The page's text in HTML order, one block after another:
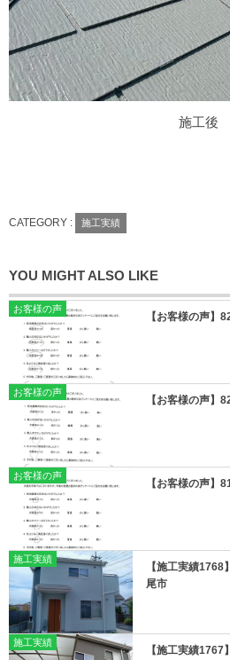
施工後
CATEGORY : 施工実績
YOU MIGHT ALSO LIKE
お客様の声
【お客様の声】
お客様の声
【お客様の声】
お客様の声
【お客様の声】
施工実績
【施工実績
尾市
施工実績
【施工実績1767